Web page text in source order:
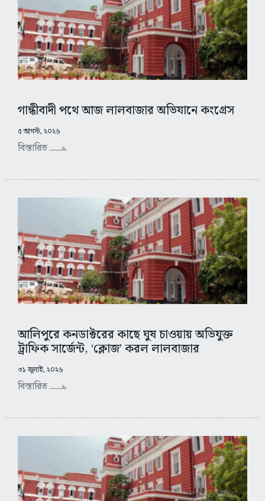
গান্ধীবাদী পথে আজ লালবাজার অভিযানে কংগ্রেস
৫ আগস্ট, ২০২৬
বিস্তারিত
আলিপুরে কনডাক্টরের কাছে ঘুষ চাওয়ায় অভিযুক্ত
ট্রাফিক সার্জেন্ট, ‘ক্লোজ’ করল লালবাজার
৩১ জুলাই, ২০২৬
বিস্তারিত